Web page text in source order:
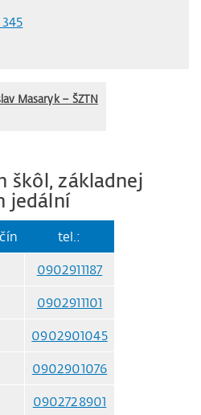
Masaryk – ŠZTN
škôl, základnej
jedální
tel.:
0902911187
0902911101
0902901045
0902901076
0902728901